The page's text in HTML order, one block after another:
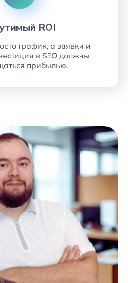
в SEO должны
прибылью.